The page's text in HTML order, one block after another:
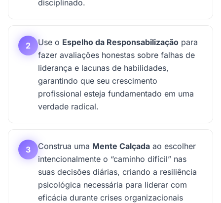
disciplinado.
2 Use o Espelho da Responsabilização para
fazer avaliações honestas sobre falhas de
liderança e lacunas de habilidades,
garantindo que seu crescimento
profissional esteja fundamentado em uma
verdade radical.
3 Construa uma Mente Calçada ao escolher
intencionalmente o “caminho difícil” nas
suas decisões diárias, criando a resiliência
psicológica necessária para liderar com
eficácia durante crises organizacionais